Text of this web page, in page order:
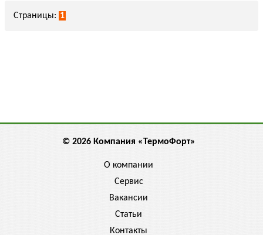
Страницы: 1
© 2026 Компания «ТермоФорт»
О компании
Сервис
Вакансии
Статьи
Контакты